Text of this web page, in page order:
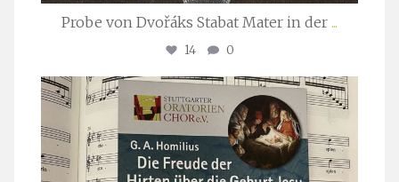
Probe von Dvořáks Stabat Mater in der ...
14 0
stuttgarter_oratorienchor
Nov. 29